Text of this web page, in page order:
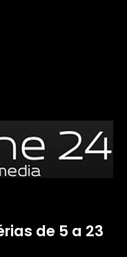
de 5 a 23